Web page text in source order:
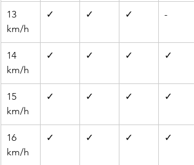
13
km/h
✓ ✓ ✓ -
14
km/h
✓ ✓ ✓ ✓
15
km/h
✓ ✓ ✓ ✓
16
km/h
✓ ✓ ✓ ✓